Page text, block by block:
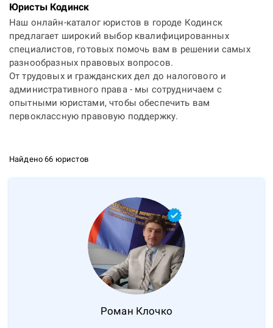
Юристы Кодинск
Наш онлайн-каталог юристов в городе Кодинск
предлагает широкий выбор квалифицированных
специалистов, готовых помочь вам в решении самых
разнообразных правовых вопросов.
От трудовых и гражданских дел до налогового и
административного права - мы сотрудничаем с
опытными юристами, чтобы обеспечить вам
первоклассную правовую поддержку.
Найдено 66 юристов
Роман Клочко